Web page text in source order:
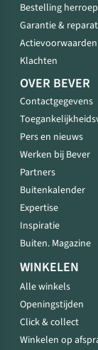
Bestelling
Garantie &
Actievoorwaarden
Klachten
OVER BEVER
Contactgegevens
Pers en nieuws
Werken bij Bever
Partners
Buitenkalender
Expertise
Inspiratie
Buiten. Magazine
WINKELEN
Alle winkels
Openingstijden
Click & collect
Winkelen op